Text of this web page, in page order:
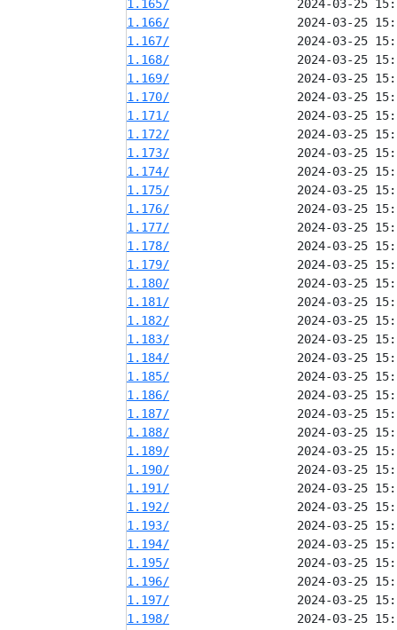
1.165/
1.166/
1.167/
1.168/
1.169/
1.170/
1.171/
1.172/
1.173/
1.174/
1.175/
1.176/
1.177/
1.178/
1.179/
1.180/
1.181/
1.182/
1.183/
1.184/
1.185/
1.186/
1.187/
1.188/
1.189/
1.190/
1.191/
1.192/
1.193/
1.194/
1.195/
1.196/
1.197/
1.198/